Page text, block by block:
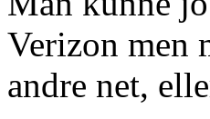
Verizon men
andre net,